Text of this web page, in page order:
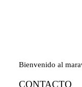
Bienvenido al
CONTACTO